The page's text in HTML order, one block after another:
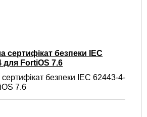
сертифікат безпеки IEC
для FortiOS 7.6
безпеки IEC 62443-4-
7.6